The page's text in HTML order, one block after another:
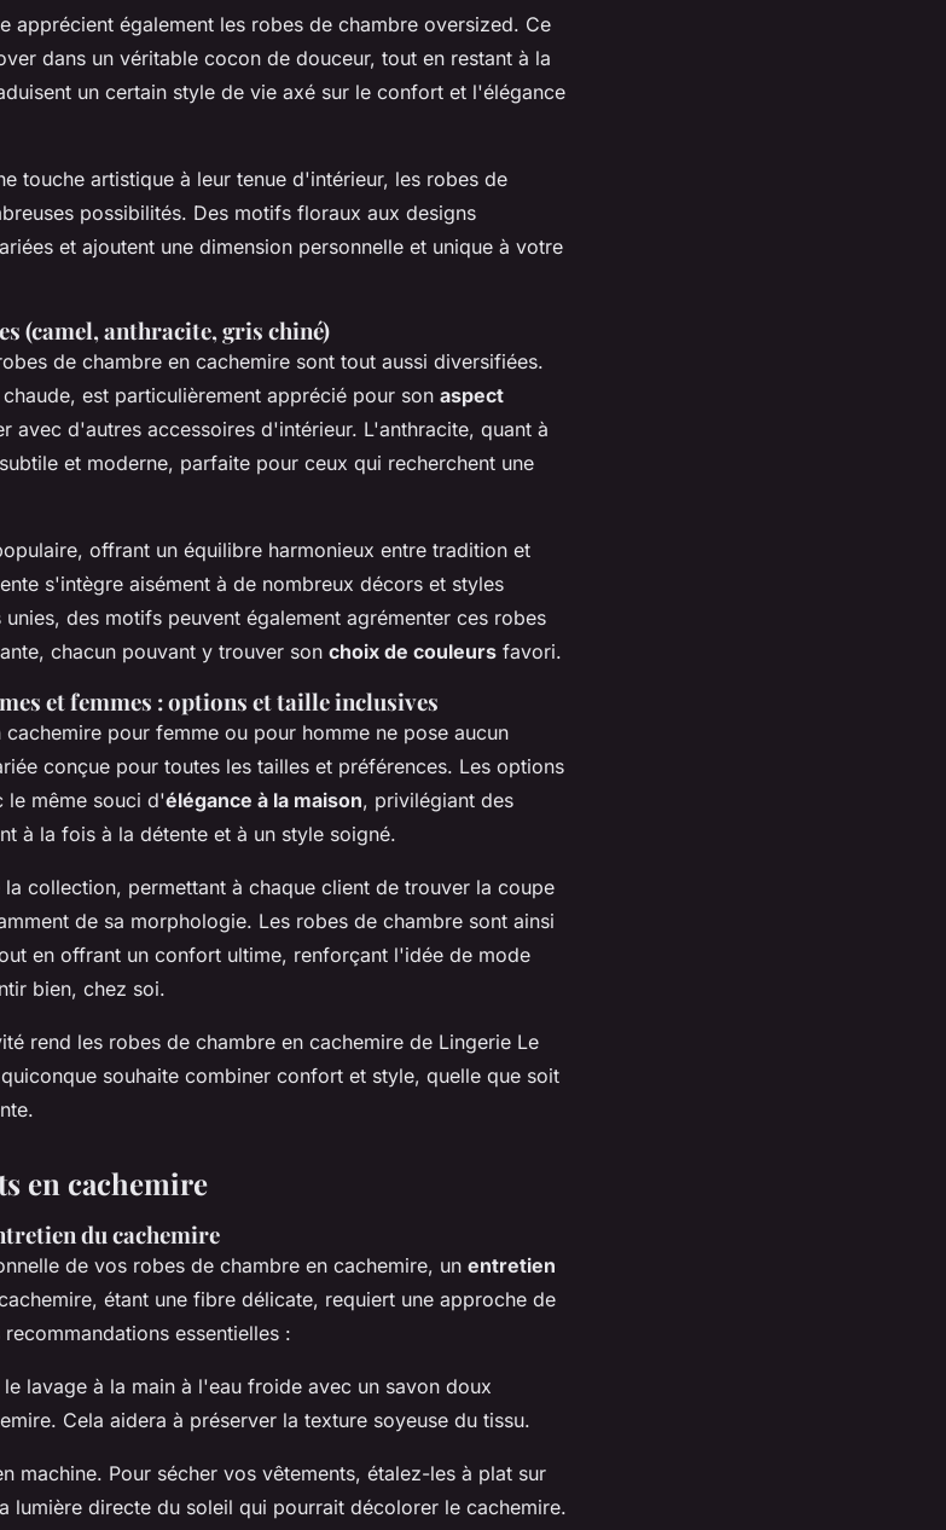
apprécient également les robes de chambre oversized. Ce
dans un véritable cocon de douceur, tout en restant à la
un certain style de vie axé sur le confort et l'élégance
touche artistique à leur tenue d'intérieur, les robes de
possibilités. Des motifs floraux aux designs
et ajoutent une dimension personnelle et unique à votre
(camel, anthracite, gris chiné)
de chambre en cachemire sont tout aussi diversifiées.
est particulièrement apprécié pour son aspect
avec d'autres accessoires d'intérieur. L'anthracite, quant à
et moderne, parfaite pour ceux qui recherchent une
offrant un équilibre harmonieux entre tradition et
s'intègre aisément à de nombreux décors et styles
des motifs peuvent également agrémenter ces robes
chacun pouvant y trouver son choix de couleurs favori.
et femmes : options et taille inclusives
pour femme ou pour homme ne pose aucun
conçue pour toutes les tailles et préférences. Les options
le même souci d'élégance à la maison, privilégiant des
à la fois à la détente et à un style soigné.
collection, permettant à chaque client de trouver la coupe
de sa morphologie. Les robes de chambre sont ainsi
en offrant un confort ultime, renforçant l'idée de mode
bien, chez soi.
rend les robes de chambre en cachemire de Lingerie Le
souhaite combiner confort et style, quelle que soit
en cachemire
du cachemire
de vos robes de chambre en cachemire, un entretien
étant une fibre délicate, requiert une approche de
essentielles :
lavage à la main à l'eau froide avec un savon doux
Cela aidera à préserver la texture soyeuse du tissu.
machine. Pour sécher vos vêtements, étalez-les à plat sur
lumière directe du soleil qui pourrait décolorer le cachemire.